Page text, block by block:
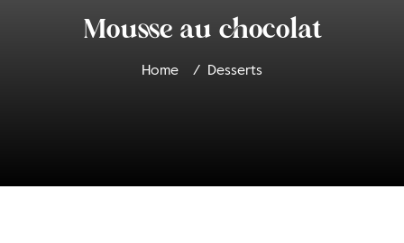
Mousse au chocolat
Home Desserts